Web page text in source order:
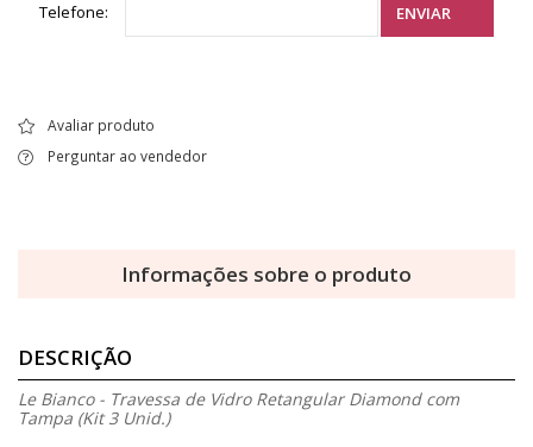
Telefone: ENVIAR
Avaliar produto
Perguntar ao vendedor
Informações sobre o produto
DESCRIÇÃO
Le Bianco - Travessa de Vidro Retangular Diamond com
Tampa (Kit 3 Unid.)